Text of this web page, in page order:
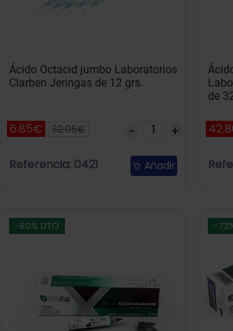
Ácido Octacid jumbo Laboratorios
Clarben Jeringas de 12 grs.
6.85€ 32.06€
Referencia: 0421 Añadir
de
-80% DTO -